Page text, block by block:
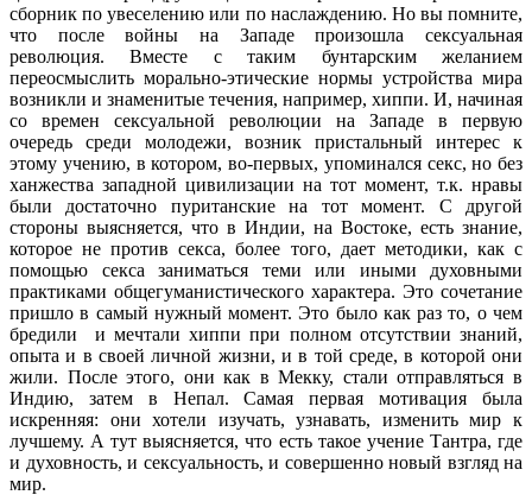
сборник по увеселению или по наслаждению. Но вы помните,
что после войны на Западе произошла сексуальная
революция. Вместе с таким бунтарским желанием
переосмыслить морально-этические нормы устройства мира
возникли и знаменитые течения, например, хиппи. И, начиная
со времен сексуальной революции на Западе в первую
очередь среди молодежи, возник пристальный интерес к
этому учению, в котором, во-первых, упоминался секс, но без
ханжества западной цивилизации на тот момент, т.к. нравы
были достаточно пуританские на тот момент. С другой
стороны выясняется, что в Индии, на Востоке, есть знание,
которое не против секса, более того, дает методики, как с
помощью секса заниматься теми или иными духовными
практиками общегуманистического характера. Это сочетание
пришло в самый нужный момент. Это было как раз то, о чем
бредили
и мечтали хиппи при полном отсутствии знаний,
опыта и в своей личной жизни, и в той среде, в которой они
жили. После этого, они как в Мекку, стали отправляться в
Индию, затем в Непал. Самая первая мотивация была
искренняя: они хотели изучать, узнавать, изменить мир к
лучшему. А тут выясняется, что есть такое учение Тантра, где
и духовность, и сексуальность, и совершенно новый взгляд на
мир.